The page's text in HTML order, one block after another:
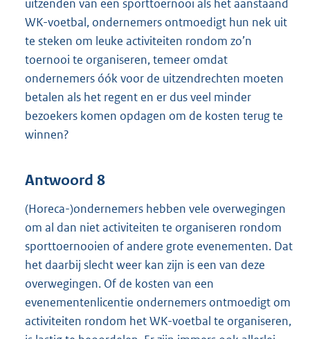
uitzenden van een sporttoernooi als het aanstaand
WK-voetbal, ondernemers ontmoedigt hun nek uit
te steken om leuke activiteiten rondom zo’n
toernooi te organiseren, temeer omdat
ondernemers óók voor de uitzendrechten moeten
betalen als het regent en er dus veel minder
bezoekers komen opdagen om de kosten terug te
winnen?
Antwoord 8
(Horeca-)ondernemers hebben vele overwegingen
om al dan niet activiteiten te organiseren rondom
sporttoernooien of andere grote evenementen. Dat
het daarbij slecht weer kan zijn is een van deze
overwegingen. Of de kosten van een
evenementenlicentie ondernemers ontmoedigt om
activiteiten rondom het WK-voetbal te organiseren,